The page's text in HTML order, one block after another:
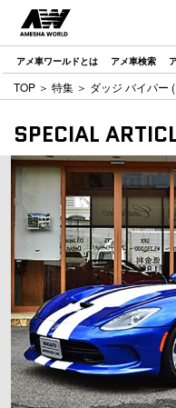
アメ車ワールドとは アメ車検索
TOP ＞ 特集 ＞ ダッジ バイパー
SPECIAL